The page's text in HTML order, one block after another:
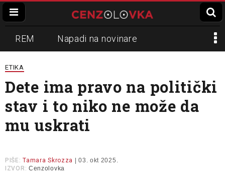
REM Napadi na novinare
Zvučni top
Propaganda Lokalni mediji
Informer Slavko Ćuruvija
ETIKA
Dete ima pravo na politički
stav i to niko ne može da
mu uskrati
PIŠE: Tamara Skrozza
| 03. okt 2025.
IZVOR: Cenzolovka